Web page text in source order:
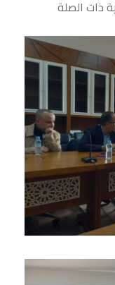
ذات الصلة